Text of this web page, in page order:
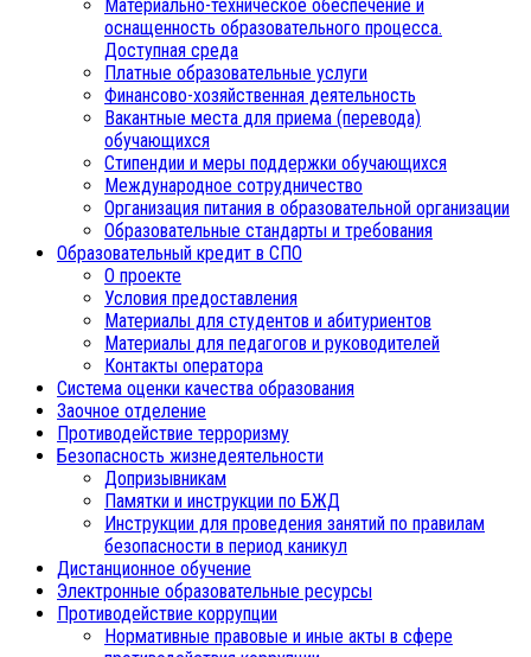
Материально-техническое обеспечение и
оснащенность образовательного процесса.
Доступная среда
Платные образовательные услуги
Финансово-хозяйственная деятельность
Вакантные места для приема (перевода)
обучающихся
Стипендии и меры поддержки обучающихся
Международное сотрудничество
Организация питания в образовательной организации
Образовательные стандарты и требования
Образовательный кредит в СПО
О проекте
Условия предоставления
Материалы для студентов и абитуриентов
Материалы для педагогов и руководителей
Контакты оператора
Система оценки качества образования
Заочное отделение
Противодействие терроризму
Безопасность жизнедеятельности
Допризывникам
Памятки и инструкции по БЖД
Инструкции для проведения занятий по правилам
безопасности в период каникул
Дистанционное обучение
Электронные образовательные ресурсы
Противодействие коррупции
Нормативные правовые и иные акты в сфере